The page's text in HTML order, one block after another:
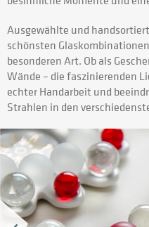
Ausgewählte und
schönsten
besonderen Art. Ob als
Wände – die faszinierenden
echter Handarbeit und
Strahlen in den